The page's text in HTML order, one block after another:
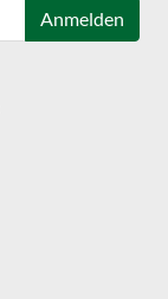
Anmelden